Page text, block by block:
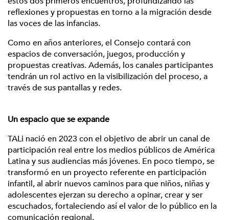
reflexiones y propuestas en torno a la migración desde
las voces de las infancias.
Como en años anteriores, el Consejo contará con
espacios de conversación, juegos, producción y
propuestas creativas. Además, los canales participantes
tendrán un rol activo en la visibilización del proceso, a
través de sus pantallas y redes.
Un espacio que se expande
TALi nació en 2023 con el objetivo de abrir un canal de
participación real entre los medios públicos de América
Latina y sus audiencias más jóvenes. En poco tiempo, se
transformó en un proyecto referente en participación
infantil, al abrir nuevos caminos para que niños, niñas y
adolescentes ejerzan su derecho a opinar, crear y ser
escuchados, fortaleciendo así el valor de lo público en la
comunicación regional.